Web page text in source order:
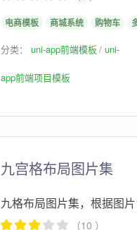
电商模板 商城系统 购物车
分类： uni-app前端模板 uni-
app前端项目模板
九宫格布局图片集
九格布局图片集，根据图
（10 ）